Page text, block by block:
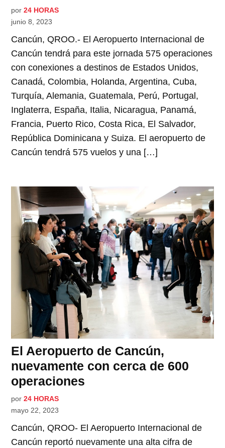
por 24 HORAS
junio 8, 2023
Cancún, QROO.- El Aeropuerto Internacional de
Cancún tendrá para este jornada 575 operaciones
con conexiones a destinos de Estados Unidos,
Canadá, Colombia, Holanda, Argentina, Cuba,
Turquía, Alemania, Guatemala, Perú, Portugal,
Inglaterra, España, Italia, Nicaragua, Panamá,
Francia, Puerto Rico, Costa Rica, El Salvador,
República Dominicana y Suiza. El aeropuerto de
Cancún tendrá 575 vuelos y una […]
El Aeropuerto de Cancún,
nuevamente con cerca de 600
operaciones
por 24 HORAS
mayo 22, 2023
Cancún, QROO- El Aeropuerto Internacional de
Cancún reportó nuevamente una alta cifra de